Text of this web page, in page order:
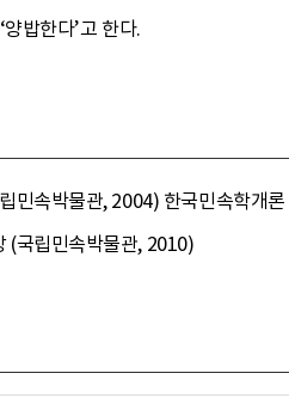
밥한다’고 한다.
민속박물관, 2004) 한국민속학개
(국립민속박물관, 2010)